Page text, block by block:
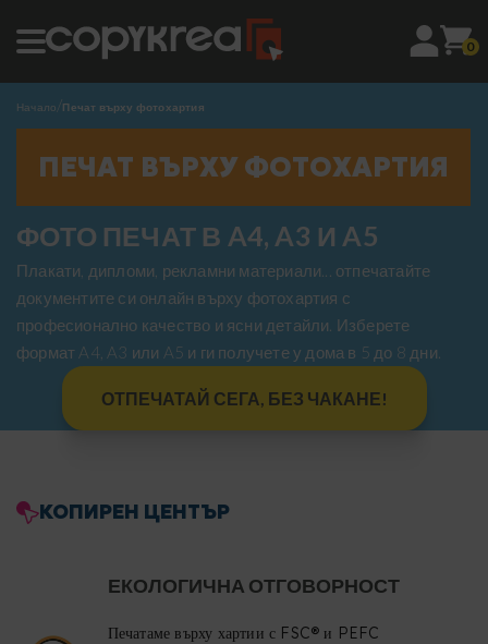
0
Начало Печат върху фотохартия
ПЕЧАТ ВЪРХУ ФОТОХАРТИЯ
ФОТО ПЕЧАТ В A4, A3 И A5
Плакати, дипломи, рекламни материали... отпечатайте
документите си онлайн върху фотохартия с
професионално качество и ясни детайли. Изберете
формат A4, A3 или A5 и ги получете у дома в 5 до 8 дни.
ОТПЕЧАТАЙ СЕГА, БЕЗ ЧАКАНЕ!
КОПИРЕН ЦЕНТЪР
ЕКОЛОГИЧНА ОТГОВОРНОСТ
Печатаме върху хартии с FSC® и PEFC